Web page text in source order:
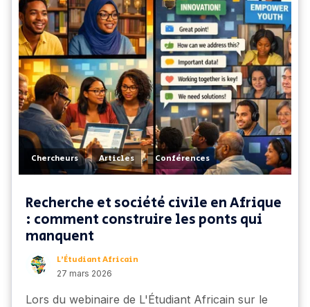
Chercheurs , Articles , Conférences
Recherche et société civile en Afrique
: comment construire les ponts qui
manquent
L’Étudiant Africain
27 mars 2026
Lors du webinaire de L'Étudiant Africain sur le